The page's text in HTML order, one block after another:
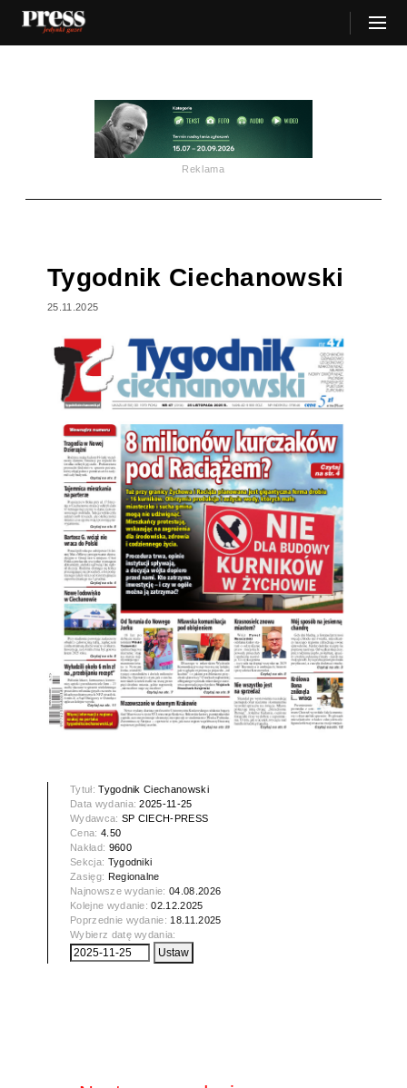
Reklama
Tygodnik Ciechanowski
25.11.2025
Tytuł:Tygodnik Ciechanowski
Data wydania:2025-11-25
Wydawca: SP CIECH-PRESS
Cena: 4.50
Nakład: 9600
Sekcja: Tygodniki
Zasięg: Regionalne
Najnowsze wydanie:04.08.2026
Kolejne wydanie:02.12.2025
Poprzednie wydanie: 18.11.2025
Wybierz datę wydania: